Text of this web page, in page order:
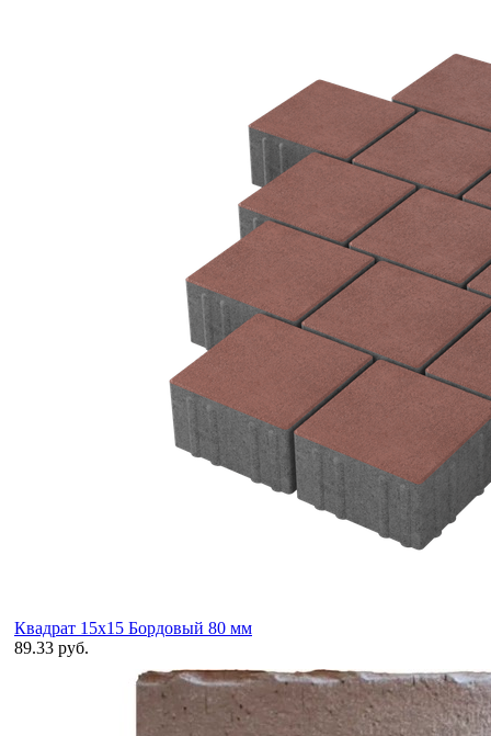
Квадрат 15х15 Бордовый 80 мм
89.33 руб.